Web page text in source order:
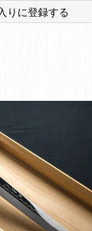
りに登録する